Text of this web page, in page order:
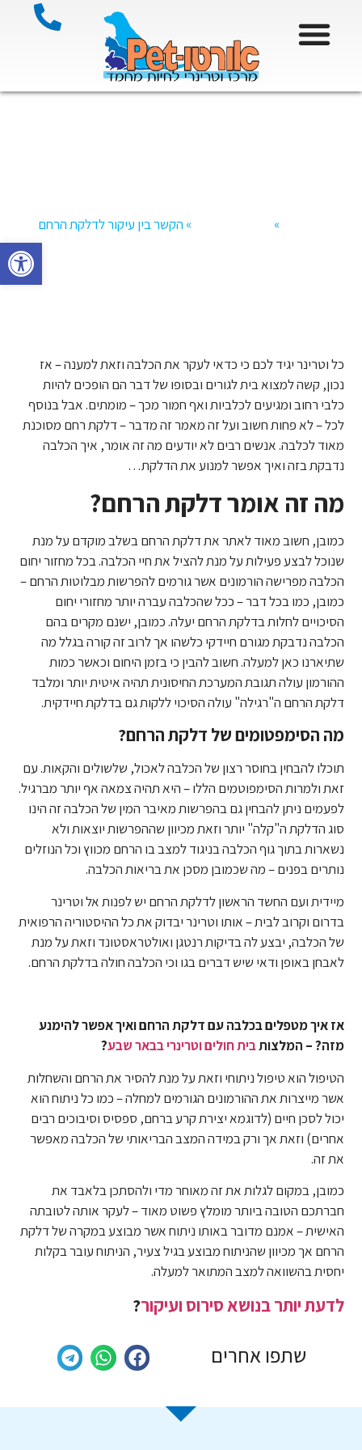
פתח
»
» הקשר בין עיקור לדלקת הרחם
כל וטרינר יגיד לכם כי כדאי לעקר את הכלבה וזאת למענה – אז
נכון, קשה למצוא בית לגורים ובסופו של דבר הם הופכים להיות
כלבי רחוב ומגיעים לכלביות ואף חמור מכך – מומתים. אבל בנוסף
לכל – לא פחות חשוב ועל זה מאמר זה מדבר – דלקת רחם מסוכנת
מאוד לכלבה. אנשים רבים לא יודעים מה זה אומר, איך הכלבה
נדבקת בזה ואיך אפשר למנוע את הדלקת…
מה זה אומר דלקת הרחם?
כמובן, חשוב מאוד לאתר את דלקת הרחם בשלב מוקדם על מנת
שנוכל לבצע פעילות על מנת להציל את חיי הכלבה. בכל מחזור יחום
הכלבה מפרישה הורמונים אשר גורמים להפרשות מבלוטות הרחם –
כמובן, כמו בכל דבר – ככל שהכלבה עברה יותר מחזורי יחום
הסיכויים לחלות בדלקת הרחם יעלה. כמובן, ישנם מקרים בהם
הכלבה נדבקת מגורם חיידקי כלשהו אך לרוב זה קורה בגלל מה
שתיארנו כאן למעלה. חשוב להבין כי בזמן היחום וכאשר כמות
ההורמון עולה תגובת המערכת החיסונית תהיה איטית יותר ומלבד
דלקת הרחם ה"רגילה" עולה הסיכוי ללקות גם בדלקת חיידקית.
מה הסימפטומים של דלקת הרחם?
תוכלו להבחין בחוסר רצון של הכלבה לאכול, שלשולים והקאות. עם
זאת ולמרות הסימפוטמים הללו – היא תהיה צמאה אף יותר מברגיל.
לפעמים ניתן להבחין גם בהפרשות מאיבר המין של הכלבה זה הינו
סוג הדלקת ה"קלה" יותר וזאת מכיוון שההפרשות יוצאות ולא
נשארות בתוך גוף הכלבה בניגוד למצב בו הרחם מכווץ וכל הנוזלים
נותרים בפנים – מה שכמובן מסכן את בריאות הכלבה.
מיידית ועם החשד הראשון לדלקת הרחם יש לפנות אל וטרינר
בדרום וקרוב לבית – אותו וטרינר יבדוק את כל ההיסטוריה הרפואית
של הכלבה, יבצע לה בדיקות רנטגן ואולטראסטונד וזאת על מנת
לאבחן באופן ודאי שיש דברים בגו וכי הכלבה חולה בדלקת הרחם.
אז איך מטפלים בכלבה עם דלקת הרחם ואיך אפשר להימנע
מזה? – המלצותבית חולים וטרינרי בבאר שבע?
הטיפול הוא טיפול ניתוחי וזאת על מנת להסיר את הרחם והשחלות
אשר מייצרות את ההורמונים הגורמים למחלה – כמו כל ניתוח הוא
יכול לסכן חיים (לדוגמא יצירת קרע ברחם, ספסיס וסיבוכים רבים
אחרים) וזאת אך ורק במידה המצב הבריאותי של הכלבה מאפשר
את זה.
כמובן, במקום לגלות את זה מאוחר מדי ולהסתכן בלאבד את
חברתכם הטובה ביותר מומלץ פשוט מאוד – לעקר אותה לטובתה
האישית – אמנם מדובר באותו ניתוח אשר מבוצע במקרה של דלקת
הרחם אך מכיוון שהניתוח מבוצע בגיל צעיר, הניתוח עובר בקלות
יחסית בהשוואה למצב המתואר למעלה.
לדעת יותר בנושא סירוס ועיקור?
שתפו אחרים